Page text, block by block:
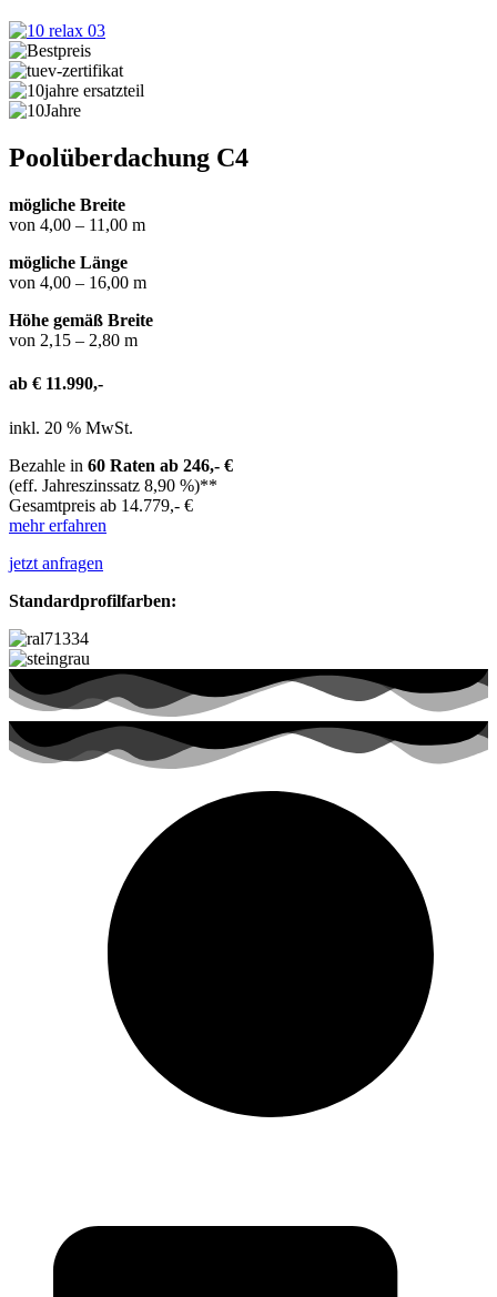
Poolüberdachung C4
mögliche Breite
von 4,00 – 11,00 m
mögliche Länge
von 4,00 – 16,00 m
Höhe gemäß Breite
von 2,15 – 2,80 m
ab € 11.990,-
inkl. 20 % MwSt.
Bezahle in 60 Raten ab 246,- €
(eff. Jahreszinssatz 8,90 %)**
Gesamtpreis ab 14.779,- €
mehr erfahren
jetzt anfragen
Standardprofilfarben: